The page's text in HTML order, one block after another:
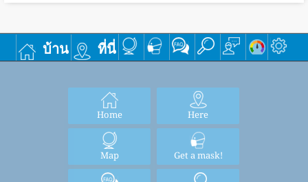
บ้าน ที่นี่
Home Here
Map Get a mask!